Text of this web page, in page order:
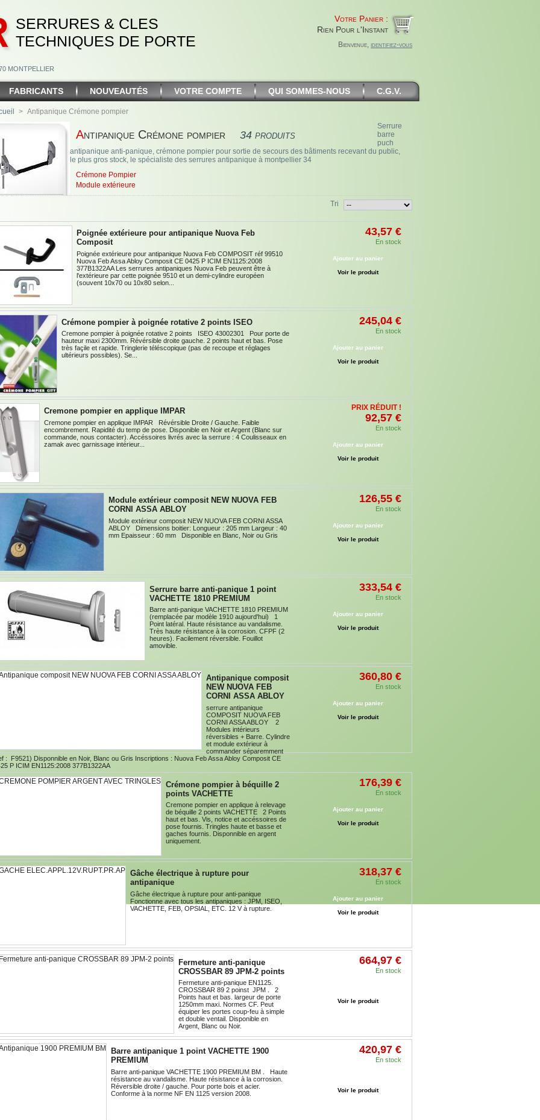
SERRURES & CLES
TECHNIQUES DE PORTE
Votre Panier :
Rien Pour l'Instant
Bienvenue, identifiez-vous
MONTPELLIER
FABRICANTS NOUVEAUTÉS VOTRE COMPTE QUI SOMMES-NOUS C.G.V.
> Antipanique Crémone pompier
Antipanique Crémone pompier 34 produits
Serrure
barre
puch
antipanique anti-panique, crémone pompier pour sortie de secours des bâtiments recevant du public,
le plus gros stock, le spécialiste des serrures antipanique à montpellier 34
Crémone Pompier
Module extérieure
Tri
Poignée extérieure pour antipanique Nuova Feb
Composit
Poignée extérieure pour antipanique Nuova Feb COMPOSIT réf 99510
Nuova Feb Assa Abloy Composit CE 0425 P ICIM EN1125:2008
377B1322AA Les serrures antipaniques Nuova Feb peuvent être à
l'extérieure par cette poignée 9510 et un demi-cylindre européen
(souvent 10x70 ou 10x80 selon...
43,57 €
En stock
Ajouter au panier
Voir le produit
Crémone pompier à poignée rotative 2 points ISEO
Cremone pompier à poignée rotative 2 points ISEO 43002301 Pour porte de
hauteur maxi 2300mm. Révérsible droite gauche. 2 points haut et bas. Pose
très façile et rapide. Tringlerie téléscopique (pas de recoupe et réglages
ultérieurs possibles). Se...
245,04 €
En stock
Ajouter au panier
Voir le produit
Cremone pompier en applique IMPAR
Cremone pompier en applique IMPAR Révérsible Droite / Gauche. Faible
encombrement. Rapidité du temp de pose. Disponible en Noir et Argent (Blanc sur
commande, nous contacter). Accéssoires livrés avec la serrure : 4 Coulisseaux en
zamak avec garnissage intérieur...
PRIX RÉDUIT !
92,57 €
En stock
Ajouter au panier
Voir le produit
Module extérieur composit NEW NUOVA FEB
CORNI ASSA ABLOY
Module extérieur composit NEW NUOVA FEB CORNI ASSA
ABLOY Dimensions boitier: Longueur : 205 mm Largeur : 40
mm Epaisseur : 60 mm Disponible en Blanc, Noir ou Gris
126,55 €
En stock
Ajouter au panier
Voir le produit
Serrure barre anti-panique 1 point
VACHETTE 1810 PREMIUM
Barre anti-panique VACHETTE 1810 PREMIUM
(remplacée par modèle 1910 aujourd'hui) 1
Point latéral. Haute résistance au vandalisme.
Très haute résistance à la corrosion. CFPF (2
heures). Facilement réversible. Fouillot
amovible.
333,54 €
En stock
Ajouter au panier
Voir le produit
Antipanique composit
NEW NUOVA FEB
CORNI ASSA ABLOY
serrure antipanique
COMPOSIT NUOVA FEB
CORNI ASSA ABLOY 2
Modules intérieurs
réversibles + Barre. Cylindre
et module extérieur à
commander séparemment
: F9521) Disponnible en Noir, Blanc ou Gris Inscriptions : Nuova Feb Assa Abloy Composit CE
P ICIM EN1125:2008 377B1322AA
360,80 €
En stock
Ajouter au panier
Voir le produit
Crémone pompier à béquille 2
points VACHETTE
Cremone pompier en applique à relevage
de béquille 2 points VACHETTE 2 Points
haut et bas. Vis, notice et accéssoires de
pose fournis. Tringles haute et basse et
gaches fournis. Disponnible en argent
uniquement.
176,39 €
En stock
Ajouter au panier
Voir le produit
Gâche électrique à rupture pour
antipanique
Gâche électrique à rupture pour anti-panique
Fonctionne avec tous les antipaniques : JPM, ISEO,
VACHETTE, FEB, OPSIAL, ETC. 12 V à rupture.
318,37 €
En stock
Ajouter au panier
Voir le produit
Fermeture anti-panique
CROSSBAR 89 JPM-2 points
Fermeture anti-panique EN1125.
CROSSBAR 89 2 poinst JPM . 2
Points haut et bas. largeur de porte
1250mm maxi. Normes CF. Peut
équiper les portes coup-feu à simple
et double ventail. Disponible en
Argent, Blanc ou Noir.
664,97 €
En stock
Voir le produit
Barre antipanique 1 point VACHETTE 1900
PREMIUM
Barre anti-panique VACHETTE 1900 PREMIUM BM . Haute
résistance au vandalisme. Haute résistance à la corrosion.
Réversible droite / gauche. Pour porte bois et acier.
Conforme à la norme NF EN 1125 version 2008.
420,97 €
En stock
Voir le produit